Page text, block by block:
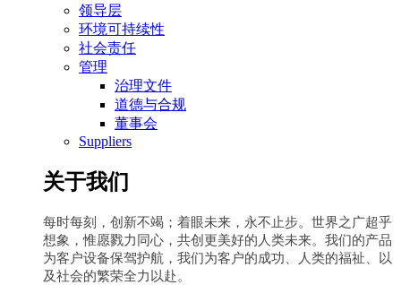
领导层
环境可持续性
社会责任
管理
治理文件
道德与合规
董事会
Suppliers
关于我们
每时每刻，创新不竭；着眼未来，永不止步。世界之广超乎
想象，惟愿戮力同心，共创更美好的人类未来。我们的产品
为客户设备保驾护航，我们为客户的成功、人类的福祉、以
及社会的繁荣全力以赴。